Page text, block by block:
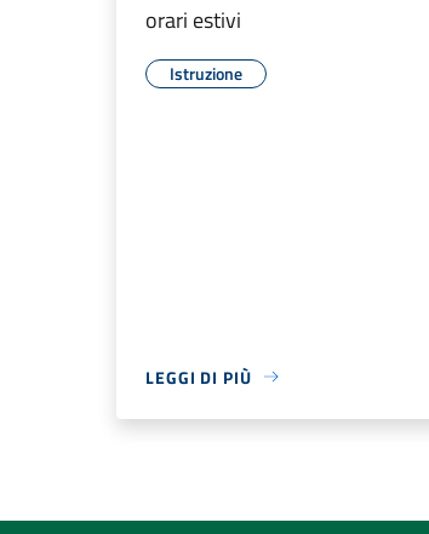
orari estivi
Istruzione
LEGGI DI PIÙ